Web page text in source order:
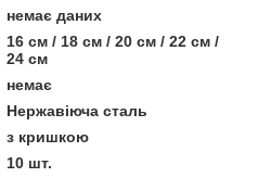
немає даних
16 см / 18 см / 20 см / 22 см /
24 см
немає
Нержавіюча сталь
з кришкою
10 шт.